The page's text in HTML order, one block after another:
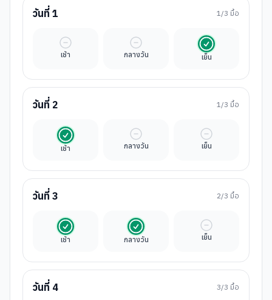
วันที่ 1 1/3 มื้อ
เช้า
มื้ออิสระ
กลางวัน
มื้ออิสระ
เย็น
รวมในค่าทัวร์
วันที่ 2 1/3 มื้อ
เช้า
รวมในค่าทัวร์
กลางวัน
มื้ออิสระ
เย็น
มื้ออิสระ
วันที่ 3 2/3 มื้อ
เช้า
รวมในค่าทัวร์
กลางวัน
รวมในค่าทัวร์
เย็น
มื้ออิสระ
วันที่ 4 3/3 มื้อ